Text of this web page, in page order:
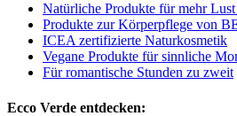
Natürliche Produkte für mehr
Produkte zur Körperpflege von
ICEA zertifizierte Naturkosmetik
Vegane Produkte für sinnliche
Für romantische Stunden zu zweit
Ecco Verde entdecken: